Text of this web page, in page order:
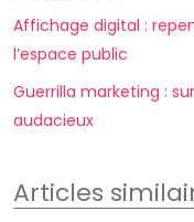
Affichage digital :
l’espace public
Guerrilla marketing :
audacieux
Articles